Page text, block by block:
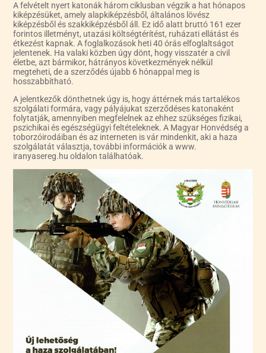
A felvételt nyert katonák három ciklusban végzik a hat hónapos
kiképzésüket, amely alapkiképzésből, általános lövész
kiképzésből és szakkiképzésből áll. Ez idő alatt bruttó 161 ezer
forintos illetményt, utazási költségtérítést, ruházati ellátást és
étkezést kapnak. A foglalkozások heti 40 órás elfoglaltságot
jelentenek. Ha valaki közben úgy dönt, hogy visszatér a civil
életbe, azt bármikor, hátrányos következmények nélkül
megteheti, de a szerződés újabb 6 hónappal meg is
hosszabbítható.
A jelentkezők dönthetnek úgy is, hogy áttérnek más tartalékos
szolgálati formára, vagy pályájukat szerződéses katonaként
folytatják, amennyiben megfelelnek az ehhez szükséges fizikai,
pszichikai és egészségügyi feltételeknek. A Magyar Honvédség a
toborzóirodáiban és az interneten is vár mindenkit, aki a haza
szolgálatát választja, további információk a www.
iranyasereg.hu oldalon találhatóak.